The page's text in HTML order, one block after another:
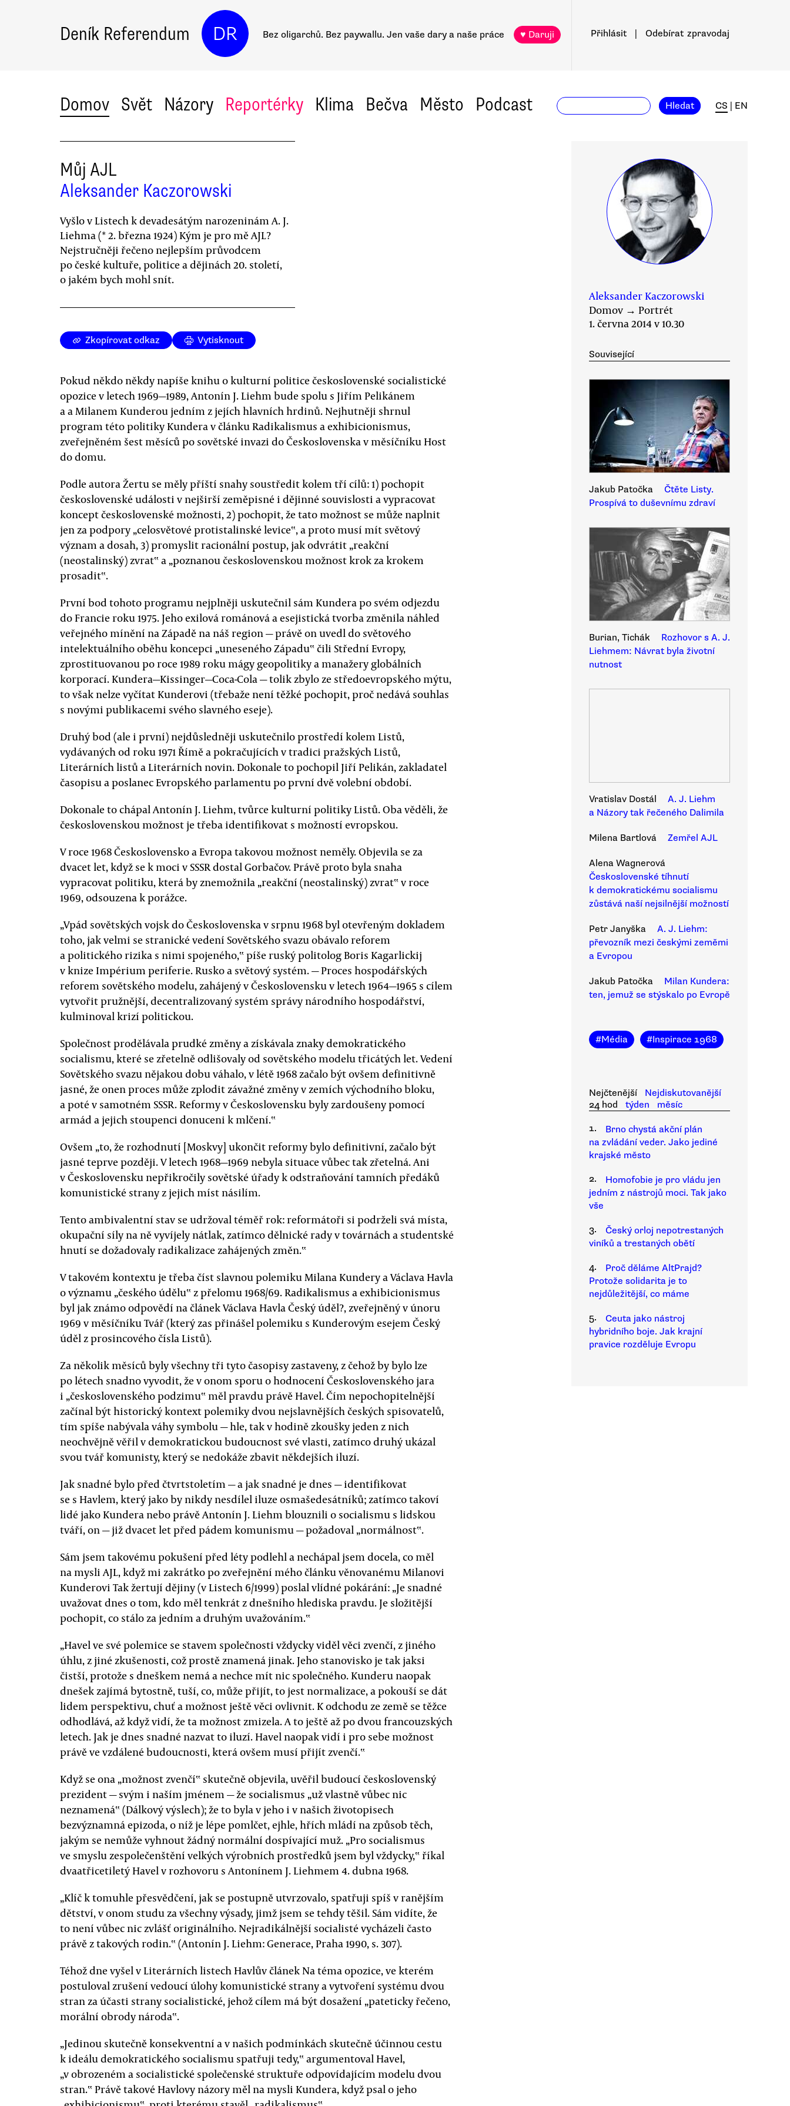
Deník Referendum DR Bez oligarchů. Bez paywallu. Jen vaše dary a naše práce ♥ Daruji Přihlásit Odebírat zpravodaj
Domov Svět Názory Reportérky Klima Bečva Město Podcast Hledat CS EN
Můj AJL
Aleksander Kaczorowski
Vyšlo v Listech k devadesátým narozeninám A. J.
Liehma (* 2. března 1924) Kým je pro mě AJL?
Nejstručněji řečeno nejlepším průvodcem
po české kultuře, politice a dějinách 20. století,
o jakém bych mohl snít.
Zkopírovat odkaz Vytisknout
Pokud někdo někdy napíše knihu o kulturní politice československé socialistické
opozice v letech 1969—1989, Antonín J. Liehm bude spolu s Jiřím Pelikánem
a a Milanem Kunderou jedním z jejích hlavních hrdinů. Nejhutněji shrnul
program této politiky Kundera v článku Radikalismus a exhibicionismus,
zveřejněném šest měsíců po sovětské invazi do Československa v měsíčníku Host
do domu.
Podle autora Žertu se měly příští snahy soustředit kolem tří cílů: 1) pochopit
československé události v nejširší zeměpisné i dějinné souvislosti a vypracovat
koncept československé možnosti, 2) pochopit, že tato možnost se může naplnit
jen za podpory „celosvětové protistalinské levice‟, a proto musí mít světový
význam a dosah, 3) promyslit racionální postup, jak odvrátit „reakční
(neostalinský) zvrat‟ a „poznanou československou možnost krok za krokem
prosadit‟.
První bod tohoto programu nejplněji uskutečnil sám Kundera po svém odjezdu
do Francie roku 1975. Jeho exilová románová a esejistická tvorba změnila náhled
veřejného mínění na Západě na náš region — právě on uvedl do světového
intelektuálního oběhu koncepci „uneseného Západu‟ čili Střední Evropy,
zprostituovanou po roce 1989 roku mágy geopolitiky a manažery globálních
korporací. Kundera—Kissinger—Coca-Cola — tolik zbylo ze středoevropského mýtu,
to však nelze vyčítat Kunderovi (třebaže není těžké pochopit, proč nedává souhlas
s novými publikacemi svého slavného eseje).
Druhý bod (ale i první) nejdůsledněji uskutečnilo prostředí kolem Listů,
vydávaných od roku 1971 Římě a pokračujících v tradici pražských Listů,
Literárních listů a Literárních novin. Dokonale to pochopil Jiří Pelikán, zakladatel
časopisu a poslanec Evropského parlamentu po první dvě volební období.
Dokonale to chápal Antonín J. Liehm, tvůrce kulturní politiky Listů. Oba věděli, že
československou možnost je třeba identifikovat s možností evropskou.
V roce 1968 Československo a Evropa takovou možnost neměly. Objevila se za
dvacet let, když se k moci v SSSR dostal Gorbačov. Právě proto byla snaha
vypracovat politiku, která by znemožnila „reakční (neostalinský) zvrat‟ v roce
1969, odsouzena k porážce.
„Vpád sovětských vojsk do Československa v srpnu 1968 byl otevřeným dokladem
toho, jak velmi se stranické vedení Sovětského svazu obávalo reforem
a politického rizika s nimi spojeného,‟ píše ruský politolog Boris Kagarlickij
v knize Impérium periferie. Rusko a světový systém. — Proces hospodářských
reforem sovětského modelu, zahájený v Československu v letech 1964—1965 s cílem
vytvořit pružnější, decentralizovaný systém správy národního hospodářství,
kulminoval krizí politickou.
Společnost prodělávala prudké změny a získávala znaky demokratického
socialismu, které se zřetelně odlišovaly od sovětského modelu třicátých let. Vedení
Sovětského svazu nějakou dobu váhalo, v létě 1968 začalo být ovšem definitivně
jasné, že onen proces může zplodit závažné změny v zemích východního bloku,
a poté v samotném SSSR. Reformy v Československu byly zardoušeny pomocí
armád a jejich stoupenci donuceni k mlčení.‟
Ovšem „to, že rozhodnutí [Moskvy] ukončit reformy bylo definitivní, začalo být
jasné teprve později. V letech 1968—1969 nebyla situace vůbec tak zřetelná. Ani
v Československu nepřikročily sovětské úřady k odstraňování tamních předáků
komunistické strany z jejich míst násilím.
Tento ambivalentní stav se udržoval téměř rok: reformátoři si podrželi svá místa,
okupační síly na ně vyvíjely nátlak, zatímco dělnické rady v továrnách a studentské
hnutí se dožadovaly radikalizace zahájených změn.‟
V takovém kontextu je třeba číst slavnou polemiku Milana Kundery a Václava Havla
o významu „českého údělu‟ z přelomu 1968/69. Radikalismus a exhibicionismus
byl jak známo odpovědí na článek Václava Havla Český úděl?, zveřejněný v únoru
1969 v měsíčníku Tvář (který zas přinášel polemiku s Kunderovým esejem Český
úděl z prosincového čísla Listů).
Za několik měsíců byly všechny tři tyto časopisy zastaveny, z čehož by bylo lze
po létech snadno vyvodit, že v onom sporu o hodnocení Československého jara
i „československého podzimu‟ měl pravdu právě Havel. Čím nepochopitelnější
začínal být historický kontext polemiky dvou nejslavnějších českých spisovatelů,
tím spíše nabývala váhy symbolu — hle, tak v hodině zkoušky jeden z nich
neochvějně věřil v demokratickou budoucnost své vlasti, zatímco druhý ukázal
svou tvář komunisty, který se nedokáže zbavit někdejších iluzí.
Jak snadné bylo před čtvrtstoletím — a jak snadné je dnes — identifikovat
se s Havlem, který jako by nikdy nesdílel iluze osmašedesátníků; zatímco takoví
lidé jako Kundera nebo právě Antonín J. Liehm blouznili o socialismu s lidskou
tváří, on — již dvacet let před pádem komunismu — požadoval „normálnost‟.
Sám jsem takovému pokušení před léty podlehl a nechápal jsem docela, co měl
na mysli AJL, když mi zakrátko po zveřejnění mého článku věnovanému Milanovi
Kunderovi Tak žertují dějiny (v Listech 6/1999) poslal vlídné pokárání: „Je snadné
uvažovat dnes o tom, kdo měl tenkrát z dnešního hlediska pravdu. Je složitější
pochopit, co stálo za jedním a druhým uvažováním.‟
„Havel ve své polemice se stavem společnosti vždycky viděl věci zvenčí, z jiného
úhlu, z jiné zkušenosti, což prostě znamená jinak. Jeho stanovisko je tak jaksi
čistší, protože s dneškem nemá a nechce mít nic společného. Kunderu naopak
dnešek zajímá bytostně, tuší, co, může přijít, to jest normalizace, a pokouší se dát
lidem perspektivu, chuť a možnost ještě věci ovlivnit. K odchodu ze země se těžce
odhodlává, až když vidí, že ta možnost zmizela. A to ještě až po dvou francouzských
letech. Jak je dnes snadné nazvat to iluzí. Havel naopak vidí i pro sebe možnost
právě ve vzdálené budoucnosti, která ovšem musí přijít zvenčí.‟
Když se ona „možnost zvenčí‟ skutečně objevila, uvěřil budoucí československý
prezident — svým i naším jménem — že socialismus „už vlastně vůbec nic
neznamená‟ (Dálkový výslech); že to byla v jeho i v našich životopisech
bezvýznamná epizoda, o níž je lépe pomlčet, ejhle, hřích mládí na způsob těch,
jakým se nemůže vyhnout žádný normální dospívající muž. „Pro socialismus
ve smyslu zespolečenštění velkých výrobních prostředků jsem byl vždycky,‟ říkal
dvaatřicetiletý Havel v rozhovoru s Antonínem J. Liehmem 4. dubna 1968.
„Klíč k tomuhle přesvědčení, jak se postupně utvrzovalo, spatřuji spíš v ranějším
dětství, v onom studu za všechny výsady, jimž jsem se tehdy těšil. Sám vidíte, že
to není vůbec nic zvlášť originálního. Nejradikálnější socialisté vycházeli často
právě z takových rodin.‟ (Antonín J. Liehm: Generace, Praha 1990, s. 307).
Téhož dne vyšel v Literárních listech Havlův článek Na téma opozice, ve kterém
postuloval zrušení vedoucí úlohy komunistické strany a vytvoření systému dvou
stran za účasti strany socialistické, jehož cílem má být dosažení „pateticky řečeno,
morální obrody národa‟.
„Jedinou skutečně konsekventní a v našich podmínkách skutečně účinnou cestu
k ideálu demokratického socialismu spatřuji tedy,‟ argumentoval Havel,
„v obrozeném a socialistické společenské struktuře odpovídajícím modelu dvou
stran.‟ Právě takové Havlovy názory měl na mysli Kundera, když psal o jeho
Aleksander Kaczorowski
Domov → Portrét
1. června 2014 v 10.30
Související
Jakub Patočka
Čtěte Listy.
Prospívá to duševnímu zdraví
Burian, Tichák
Rozhovor s A. J.
Liehmem: Návrat byla životní
nutnost
Vratislav Dostál
A. J. Liehm
a Názory tak řečeného Dalimila
Milena Bartlová Zemřel AJL
Alena Wagnerová
Československé tíhnutí
k demokratickému socialismu
zůstává naší nejsilnější možností
Petr Janyška
A. J. Liehm:
převozník mezi českými zeměmi
a Evropou
Jakub Patočka
Milan Kundera:
ten, jemuž se stýskalo po Evropě
#Média #Inspirace 1968
Nejčtenější
Nejdiskutovanější
24 hod
týden
měsíc
1.
Brno chystá akční plán
na zvládání veder. Jako jediné
krajské město
2.
Homofobie je pro vládu jen
jedním z nástrojů moci. Tak jako
vše
3.
Český orloj nepotrestaných
viníků a trestaných obětí
4.
Proč děláme AltPrajd?
Protože solidarita je to
nejdůležitější, co máme
5.
Ceuta jako nástroj
hybridního boje. Jak krajní
pravice rozděluje Evropu